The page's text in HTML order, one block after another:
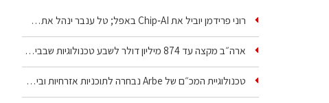
רוני פרידמן יוביל את Chip‑AI באפל; טל ענבר ינהל את…
ארה״ב מקצה עד 874 מיליון דולר לשבע טכנולוגיות שבבים…
טכנולוגיית המכ״ם של Arbe נבחרה לתוכניות אזרחיות וביטחוניות